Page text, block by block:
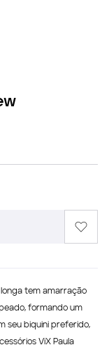
longa tem amarração
formando um
seu biquini preferido,
ViX Paula